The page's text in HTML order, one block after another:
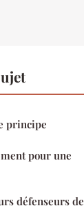
le principe
pour une
défenseurs de